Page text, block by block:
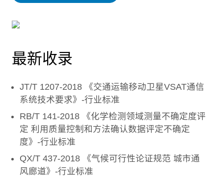
最新收录
JT/T 1207-2018 《交通运输移动卫星VSAT通信
系统技术要求》-行业标准
RB/T 141-2018 《化学检测领域测量不确定度评
定 利用质量控制和方法确认数据评定不确定
度》-行业标准
QX/T 437-2018 《气候可行性论证规范 城市通
风廊道》-行业标准